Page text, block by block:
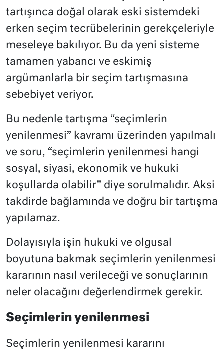
tartışınca doğal olarak eski sistemdeki
erken seçim tecrübelerinin gerekçeleriyle
meseleye bakılıyor. Bu da yeni sisteme
tamamen yabancı ve eskimiş
argümanlarla bir seçim tartışmasına
sebebiyet veriyor.
Bu nedenle tartışma “seçimlerin
yenilenmesi” kavramı üzerinden yapılmalı
ve soru, “seçimlerin yenilenmesi hangi
sosyal, siyasi, ekonomik ve hukuki
koşullarda olabilir” diye sorulmalıdır. Aksi
takdirde bağlamında ve doğru bir tartışma
yapılamaz.
Dolayısıyla işin hukuki ve olgusal
boyutuna bakmak seçimlerin yenilenmesi
kararının nasıl verileceği ve sonuçlarının
neler olacağını değerlendirmek gerekir.
Seçimlerin yenilenmesi
Seçimlerin yenilenmesi kararını